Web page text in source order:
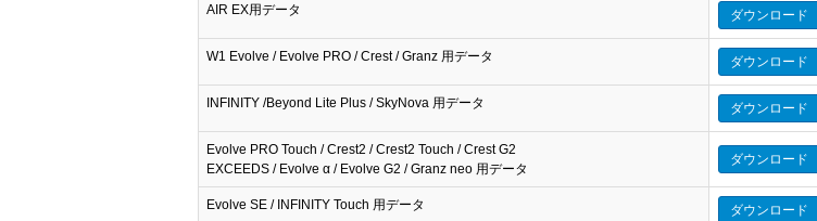
AIR EX用データ ダウンロード
W1 Evolve / Evolve PRO / Crest / Granz 用データ ダウンロード
INFINITY /Beyond Lite Plus / SkyNova 用データ ダウンロード
Evolve PRO Touch / Crest2 / Crest2 Touch / Crest G2
EXCEEDS / Evolve α / Evolve G2 / Granz neo 用データ
ダウンロード
Evolve SE / INFINITY Touch 用データ ダウンロード